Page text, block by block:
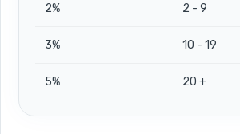
2% 2 - 9
3% 10 - 19
5% 20 +